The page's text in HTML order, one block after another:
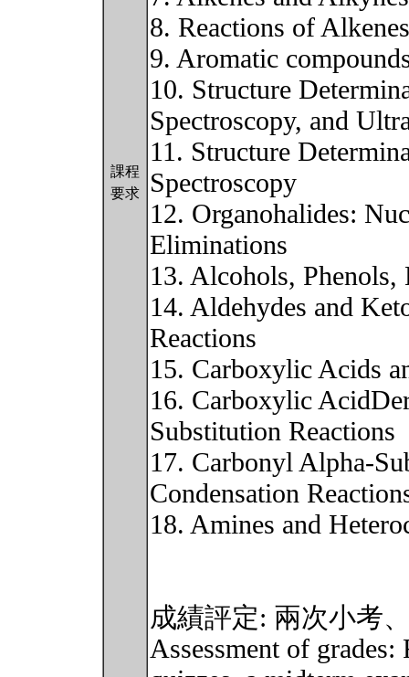
課程
要求
8. Reactions of
9. Aromatic
10. Structure
Spectroscopy, and
11. Structure
Spectroscopy
12. Organohalides:
Eliminations
13. Alcohols,
14. Aldehydes and
Reactions
15. Carboxylic Acids
16. Carboxylic
Substitution Reactions
17. Carbonyl Alpha-
Condensation
18. Amines and
成績評定: 兩次小考
Assessment of